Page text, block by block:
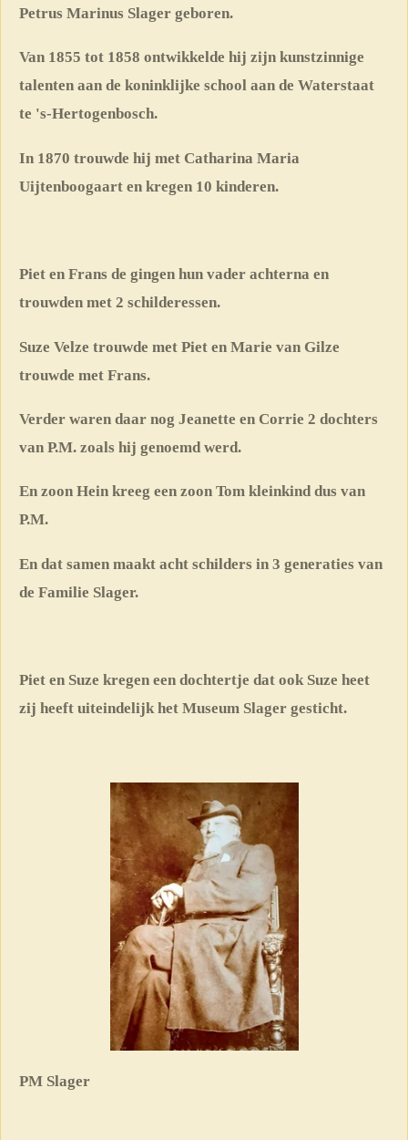
Petrus Marinus Slager geboren.
Van 1855 tot 1858 ontwikkelde hij zijn kunstzinnige
talenten aan de koninklijke school aan de Waterstaat
te 's-Hertogenbosch.
In 1870 trouwde hij met Catharina Maria
Uijtenboogaart en kregen 10 kinderen.
Piet en Frans de gingen hun vader achterna en
trouwden met 2 schilderessen.
Suze Velze trouwde met Piet en Marie van Gilze
trouwde met Frans.
Verder waren daar nog Jeanette en Corrie 2 dochters
van P.M. zoals hij genoemd werd.
En zoon Hein kreeg een zoon Tom kleinkind dus van
P.M.
En dat samen maakt acht schilders in 3 generaties van
de Familie Slager.
Piet en Suze kregen een dochtertje dat ook Suze heet
zij heeft uiteindelijk het Museum Slager gesticht.
PM Slager